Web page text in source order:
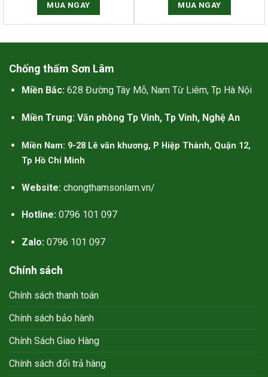
MUA NGAY MUA NGAY
減肥藥的作用原理
使用幾丁聚糖作為有效成分的比
奧利司他的排油減肥效果更被
。可以認為羅氏鮮比 減肥藥 比
麗更好。更重要的是，本人對
貝麗不適合我。
Chống thấm Sơn Lâm
Miền Bắc: 628 Đường Tây Mỗ, Nam Từ Liêm, Tp Hà Nội
Miền Trung: Văn phòng Tp Vinh, Tp Vinh, Nghệ An
Miền Nam: 9-28 Lê văn khương, P Hiệp Thành, Quận 12,
Tp Hồ Chí Minh
Website: chongthamsonlam.vn/
Hotline:0796 101 097
Zalo:0796 101 097
Chính sách
Chính sách thanh toán
Chính sách bảo hành
Chính Sách Giao Hàng
Chính sách đổi trả hàng